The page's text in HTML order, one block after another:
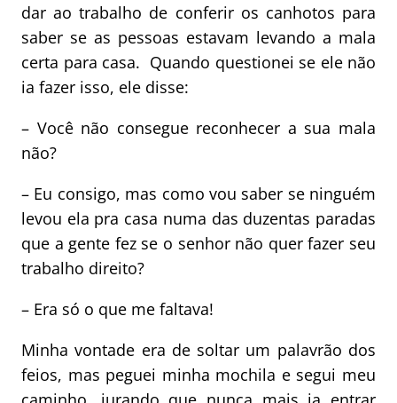
dar ao trabalho de conferir os canhotos para
saber se as pessoas estavam levando a mala
certa para casa. Quando questionei se ele não
ia fazer isso, ele disse:
– Você não consegue reconhecer a sua mala
não?
– Eu consigo, mas como vou saber se ninguém
levou ela pra casa numa das duzentas paradas
que a gente fez se o senhor não quer fazer seu
trabalho direito?
– Era só o que me faltava!
Minha vontade era de soltar um palavrão dos
feios, mas peguei minha mochila e segui meu